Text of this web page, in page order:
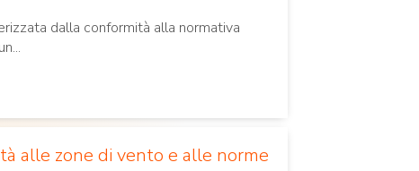
dalla conformità alla normativa
alle zone di vento e alle norme